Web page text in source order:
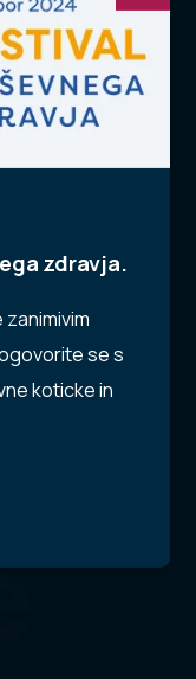
zdravja.
se s
koticke in
2 (covid-19)